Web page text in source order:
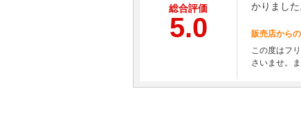
総合評価
5.0
かりまし
販売店から
この度はフ
さいませ。